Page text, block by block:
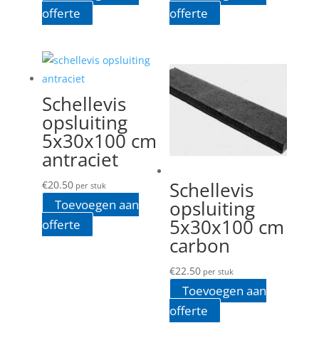
offerte
offerte
Schellevis
opsluiting
5x30x100 cm
antraciet
€20.50per stuk
Toevoegen aan
offerte
Schellevis
opsluiting
5x30x100 cm
carbon
€22.50per stuk
Toevoegen aan
offerte